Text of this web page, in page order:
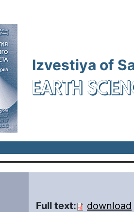
Izvestiya of
EARTH
Full text: download